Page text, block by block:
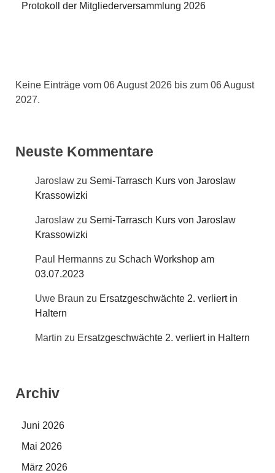
Protokoll der Mitgliederversammlung 2026
Keine Einträge vom 06 August 2026 bis zum 06 August
2027.
Neuste Kommentare
Jaroslaw zu Semi-Tarrasch Kurs von Jaroslaw
Krassowizki
Jaroslaw zu Semi-Tarrasch Kurs von Jaroslaw
Krassowizki
Paul Hermanns zu Schach Workshop am
03.07.2023
Uwe Braun zu Ersatzgeschwächte 2. verliert in
Haltern
Martin zu Ersatzgeschwächte 2. verliert in Haltern
Archiv
Juni 2026
Mai 2026
März 2026